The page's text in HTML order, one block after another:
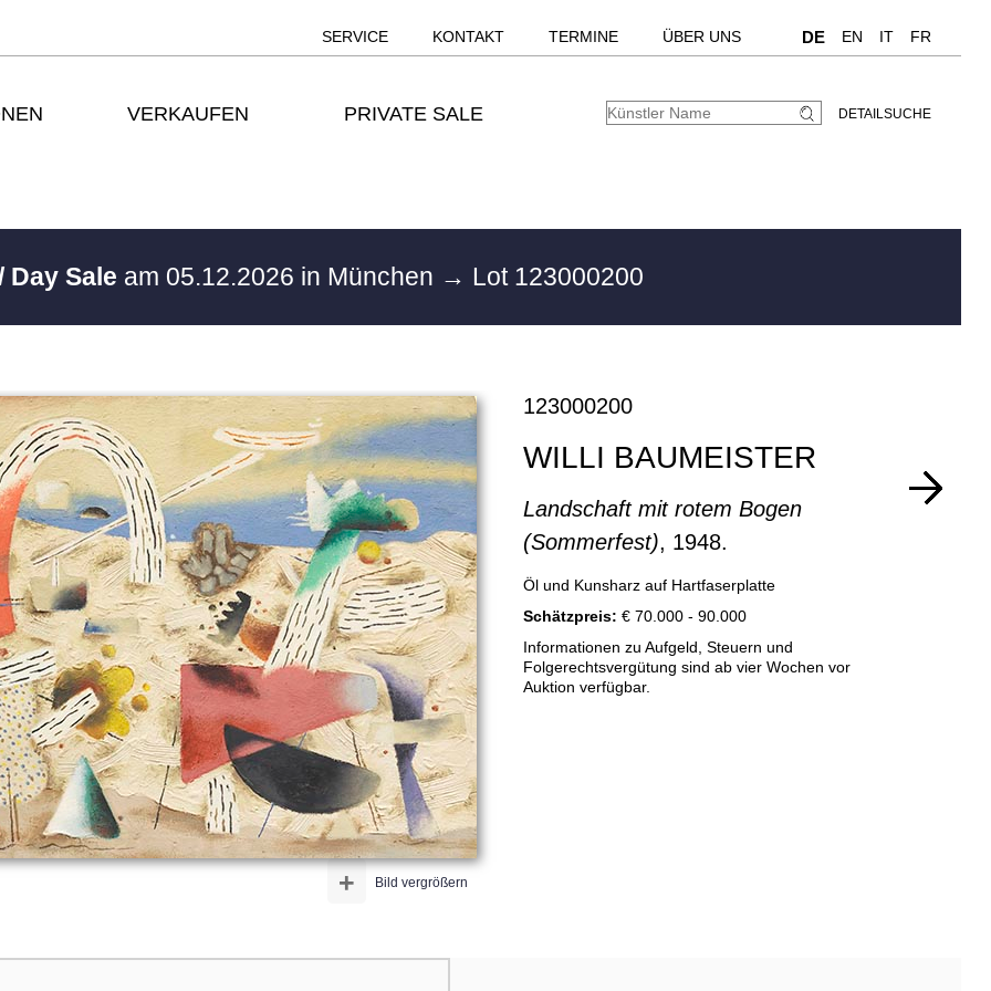
SERVICE KONTAKT TERMINE ÜBER UNS DE EN IT FR
VERKAUFEN PRIVATE SALE DETAILSUCHE
Day Sale am 05.12.2026 in München → Lot 123000200
Bild vergrößern
+
123000200
WILLI BAUMEISTER
Landschaft mit rotem Bogen
(Sommerfest), 1948.
Öl und Kunsharz auf Hartfaserplatte
Schätzpreis: € 70.000 - 90.000
Informationen zu Aufgeld, Steuern und
Folgerechtsvergütung sind ab vier Wochen vor
Auktion verfügbar.